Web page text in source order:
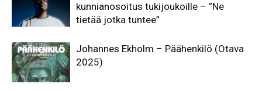
kunnianosoitus tukijoukoille – ”Ne
tietää jotka tuntee”
Johannes Ekholm – Päähenkilö (Otava
2025)